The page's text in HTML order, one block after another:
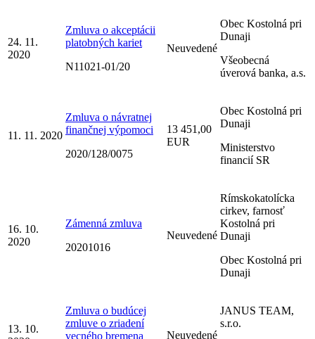
24. 11.
2020
Zmluva o akceptácii
platobných kariet
N11021-01/20
Neuvedené
Obec Kostolná pri
Dunaji
Všeobecná
úverová banka, a.s.
11. 11. 2020
Zmluva o návratnej
finančnej výpomoci
2020/128/0075
13 451,00
EUR
Obec Kostolná pri
Dunaji
Ministerstvo
financií SR
16. 10.
2020
Zámenná zmluva
20201016
Neuvedené
Rímskokatolícka
cirkev, farnosť
Kostolná pri
Dunaji
Obec Kostolná pri
Dunaji
13. 10.
Zmluva o budúcej
zmluve o zriadení
vecného bremena
Neuvedené
JANUS TEAM,
s.r.o.